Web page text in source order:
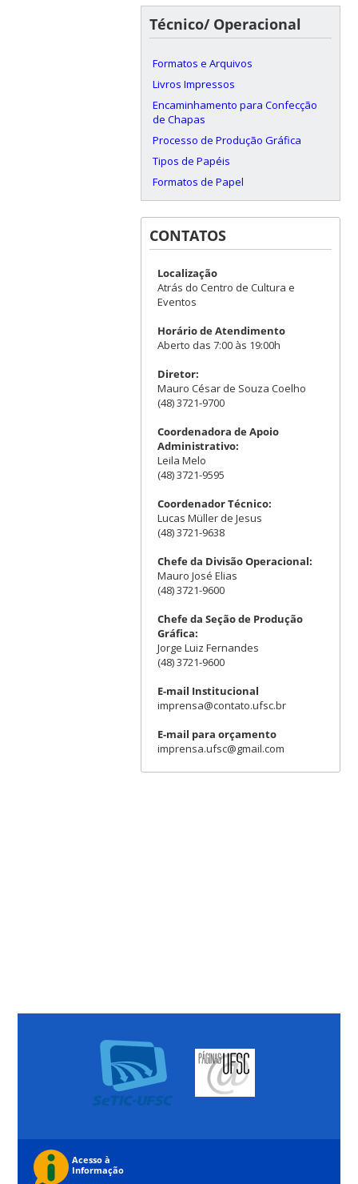
Técnico/ Operacional
Formatos e Arquivos
Livros Impressos
Encaminhamento para Confecção
de Chapas
Processo de Produção Gráfica
Tipos de Papéis
Formatos de Papel
CONTATOS
Localização
Atrás do Centro de Cultura e
Eventos
Horário de Atendimento
Aberto das 7:00 às 19:00h
Diretor:
Mauro César de Souza Coelho
(48) 3721-9700
Coordenadora de Apoio
Administrativo:
Leila Melo
(48) 3721-9595
Coordenador Técnico:
Lucas Müller de Jesus
(48) 3721-9638
Chefe da Divisão Operacional:
Mauro José Elias
(48) 3721-9600
Chefe da Seção de Produção
Gráfica:
Jorge Luiz Fernandes
(48) 3721-9600
E-mail Institucional
imprensa@contato.ufsc.br
E-mail para orçamento
imprensa.ufsc@gmail.com